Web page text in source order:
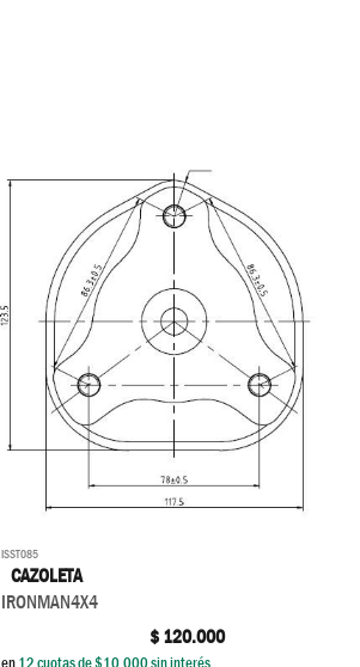
ISST085
CAZOLETA
IRONMAN4X4
$120.000
en12cuotas de $10.000sin interés